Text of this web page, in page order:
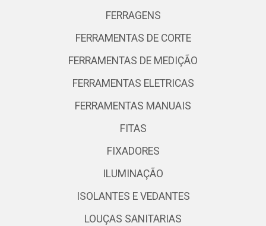
FERRAGENS
FERRAMENTAS DE CORTE
FERRAMENTAS DE MEDIÇÃO
FERRAMENTAS ELETRICAS
FERRAMENTAS MANUAIS
FITAS
FIXADORES
ILUMINAÇÃO
ISOLANTES E VEDANTES
LOUÇAS SANITARIAS